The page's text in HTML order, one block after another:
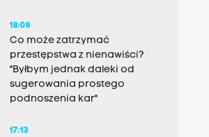
18:08
Co może zatrzymać
przestępstwa z nienawiści?
"Byłbym jednak daleki od
sugerowania prostego
podnoszenia kar"
17:13